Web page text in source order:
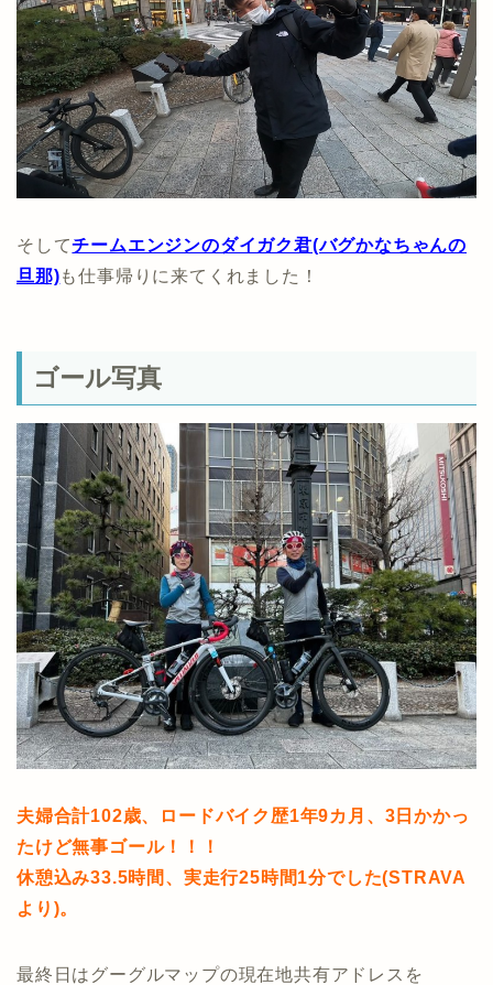
そしてチームエンジンのダイガク君(バグかなちゃんの
旦那)も仕事帰りに来てくれました！
ゴール写真
夫婦合計102歳、ロードバイク歴1年9カ月、3日かかっ
たけど無事ゴール！！！
休憩込み33.5時間、実走行25時間1分でした(STRAVA
より)。
最終日はグーグルマップの現在地共有アドレスを